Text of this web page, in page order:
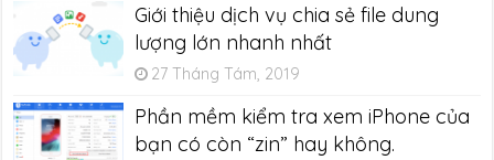
Giới thiệu dịch vụ chia sẻ file dung
lượng lớn nhanh nhất
27 Tháng Tám, 2019
Phần mềm kiểm tra xem iPhone của
bạn có còn “zin” hay không.